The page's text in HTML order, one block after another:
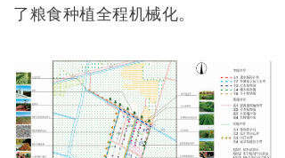
了粮食种植全程机械化。